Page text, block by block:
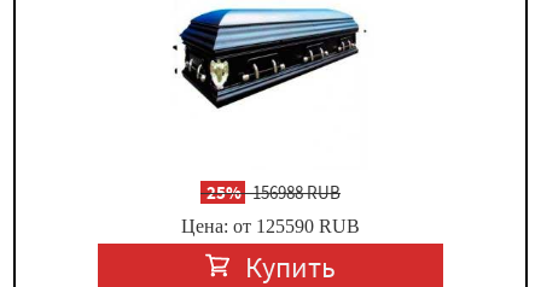
-25%156988 RUB
Цена: от 125590 RUB
Купить